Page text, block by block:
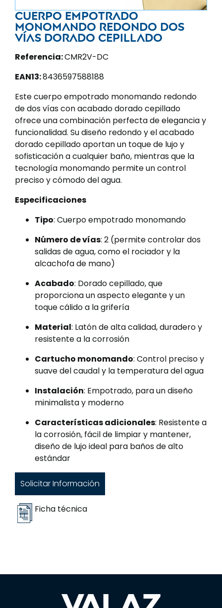
Cuerpo empotrado
monomando redondo dos
vías dorado cepillado
Referencia:CMR2V-DC
EAN13:8436597588188
Este cuerpo empotrado monomando redondo
de dos vías con acabado dorado cepillado
ofrece una combinación perfecta de elegancia y
funcionalidad. Su diseño redondo y el acabado
dorado cepillado aportan un toque de lujo y
sofisticación a cualquier baño, mientras que la
tecnología monomando permite un control
preciso y cómodo del agua.
Especificaciones
Tipo: Cuerpo empotrado monomando
Número de vías: 2 (permite controlar dos
salidas de agua, como el rociador y la
alcachofa de mano)
Acabado: Dorado cepillado, que
proporciona un aspecto elegante y un
toque cálido a la grifería
Material: Latón de alta calidad, duradero y
resistente a la corrosión
Cartucho monomando: Control preciso y
suave del caudal y la temperatura del agua
Instalación: Empotrado, para un diseño
minimalista y moderno
Características adicionales: Resistente a
la corrosión, fácil de limpiar y mantener,
diseño de lujo ideal para baños de alto
estándar
Solicitar Información
Ficha técnica